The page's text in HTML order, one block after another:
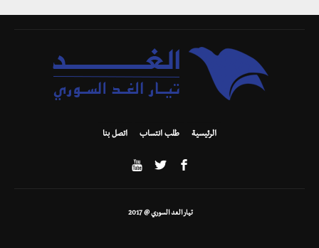
الرئيسية طلب انتساب اتصل بنا
تيار الغد السوري @ 2017